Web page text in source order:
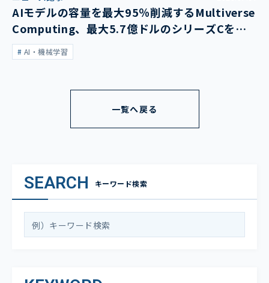
AIモデルの容量を最大95％削減するMultiverse
Computing、最大5.7億ドルのシリーズCを発
表AI・機械学習
一覧へ戻る
SEARCH キーワード検索